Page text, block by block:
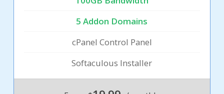
5 Addon Domains
cPanel Control Panel
Softaculous Installer